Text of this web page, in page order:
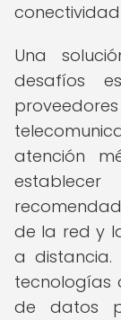
Una
desafíos
atención
de la red y
a distancia.
tecnologías
de datos